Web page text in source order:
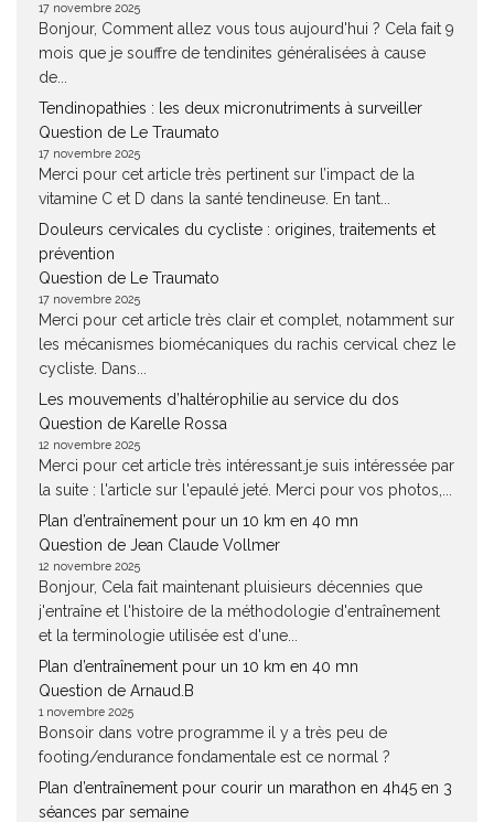
17 novembre 2025
Bonjour, Comment allez vous tous aujourd'hui ? Cela fait 9
mois que je souffre de tendinites généralisées à cause
de...
Tendinopathies : les deux micronutriments à surveiller
Question de Le Traumato
17 novembre 2025
Merci pour cet article très pertinent sur l’impact de la
vitamine C et D dans la santé tendineuse. En tant...
Douleurs cervicales du cycliste : origines, traitements et
prévention
Question de Le Traumato
17 novembre 2025
Merci pour cet article très clair et complet, notamment sur
les mécanismes biomécaniques du rachis cervical chez le
cycliste. Dans...
Les mouvements d’haltérophilie au service du dos
Question de Karelle Rossa
12 novembre 2025
Merci pour cet article très intéressant.je suis intéressée par
la suite : l'article sur l'epaulé jeté. Merci pour vos photos,...
Plan d’entraînement pour un 10 km en 40 mn
Question de Jean Claude Vollmer
12 novembre 2025
Bonjour, Cela fait maintenant pluisieurs décennies que
j'entraîne et l'histoire de la méthodologie d'entraînement
et la terminologie utilisée est d'une...
Plan d’entraînement pour un 10 km en 40 mn
Question de Arnaud.B
1 novembre 2025
Bonsoir dans votre programme il y a très peu de
footing/endurance fondamentale est ce normal ?
Plan d’entraînement pour courir un marathon en 4h45 en 3
séances par semaine